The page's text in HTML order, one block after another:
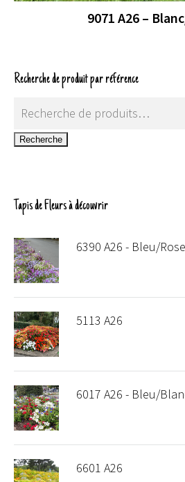
9071 A26 –
Recherche de produit par référence
Recherche
Tapis de Fleurs à découvrir
6390 A26 - Bleu/
5113 A26
6017 A26 - Bleu/
6601 A26